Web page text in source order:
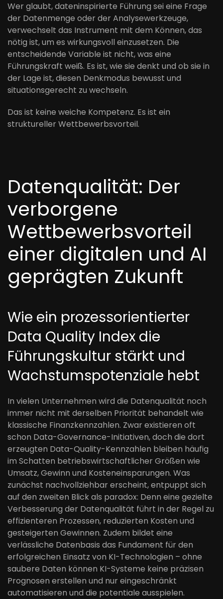
Wer glaubt, dateninspirierte Führung sei eine Frage
der Datenmenge oder der Analysewerkzeuge,
verwechselt das Instrument mit dem Können, das
nötig ist, um es wirkungsvoll einzusetzen. Die
entscheidende Variable ist nicht, was eine
Führungskraft weiß. Es ist, wie sie denkt und ob sie in
der Lage ist, diesen Denkmodus bewusst und
situationsgerecht zu wechseln.
Das ist keine weiche Kompetenz. Es ist ein
struktureller Wettbewerbsvorteil.
Datenqualität: Der
verborgene
Wettbewerbsvorteil
einer digitalen und AI
geprägten Zukunft
Wie ein prozessorientierter
Data Quality Index die
Führungskultur stärkt und
Wachstumspotenziale hebt
In vielen Unternehmen wird die Datenqualität noch
immer nicht mit derselben Priorität behandelt wie
klassische Finanzkennzahlen. Zwar existieren oft
schon Data-Governance-Initiativen, doch die dort
erzeugten Data-Quality-Kennzahlen bleiben häufig
im Schatten betriebswirtschaftlicher Größen wie
Umsatz, Gewinn und Kosteneinsparungen. Was
zunächst nachvollziehbar erscheint, entpuppt sich
auf den zweiten Blick als paradox: Denn eine gezielte
Verbesserung der Datenqualität führt in der Regel zu
effizienteren Prozessen, reduzierten Kosten und
gesteigerten Gewinnen. Zudem bildet eine
verlässliche Datenbasis das Fundament für den
erfolgreichen Einsatz von KI-Technologien – ohne
saubere Daten können KI-Systeme keine präzisen
Prognosen erstellen und nur eingeschränkt
automatisieren und die potentiale ausspielen.